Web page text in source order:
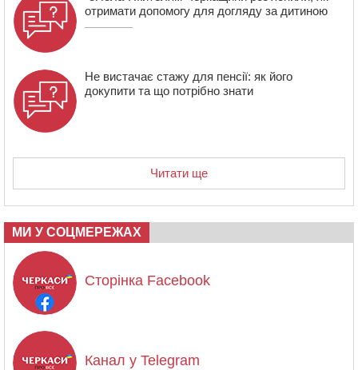
отримати допомогу для догляду за дитиною
Не вистачає стажу для пенсії: як його
докупити та що потрібно знати
Читати ще
МИ У СОЦМЕРЕЖАХ
Сторінка Facebook
Канал у Telegram